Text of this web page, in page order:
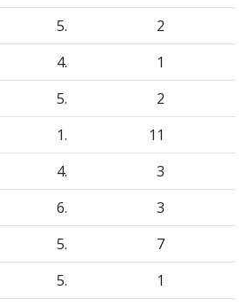
5.
2
4.
1
5.
2
1.
11
4.
3
6.
3
5.
7
5.
1